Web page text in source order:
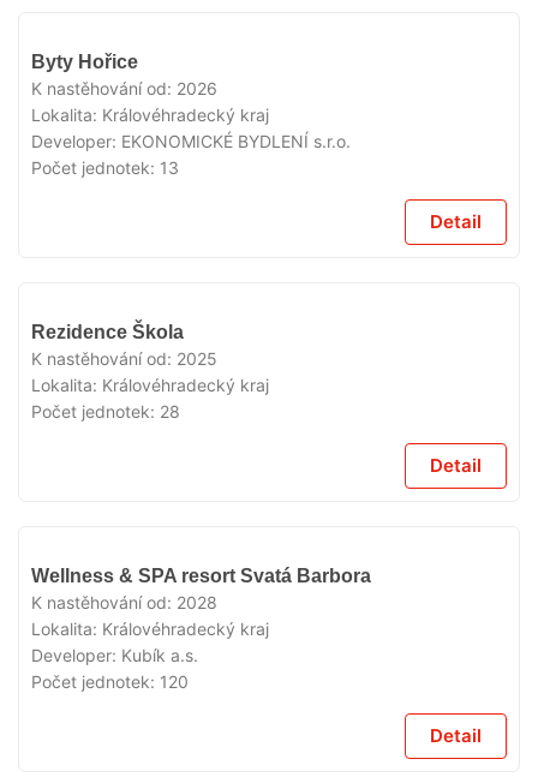
Byty Hořice
K nastěhování od: 2026
Lokalita: Královéhradecký kraj
Developer: EKONOMICKÉ BYDLENÍ s.r.o.
Počet jednotek: 13
Detail
Rezidence Škola
K nastěhování od: 2025
Lokalita: Královéhradecký kraj
Počet jednotek: 28
Detail
V
Wellness & SPA resort Svatá Barbora
K nastěhování od: 2028
Lokalita: Královéhradecký kraj
Developer: Kubík a.s.
Počet jednotek: 120
Detail